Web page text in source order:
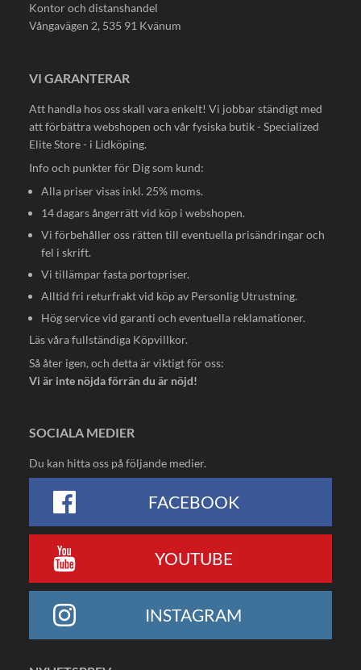
Kontor och distanshandel
Vångavägen 2, 535 91 Kvänum
VI GARANTERAR
Att handla hos oss skall vara enkelt! Vi jobbar ständigt med
att förbättra webshopen och vår fysiska butik - Specialized
Elite Store - i Lidköping.
Info och punkter för Dig som kund:
Alla priser visas inkl. 25% moms.
14 dagars ångerrätt vid köp i webshopen.
Vi förbehåller oss rätten till eventuella prisändringar och
fel i skrift.
Vi tillämpar fasta portopriser.
Alltid fri returfrakt vid köp av Personlig Utrustning.
Hög service vid garanti och eventuella reklamationer.
Läs våra fullständiga Köpvillkor.
Så åter igen, och detta är viktigt för oss:
Vi är inte nöjda förrän du är nöjd!
SOCIALA MEDIER
Du kan hitta oss på följande medier.
FACEBOOK
YOUTUBE
INSTAGRAM